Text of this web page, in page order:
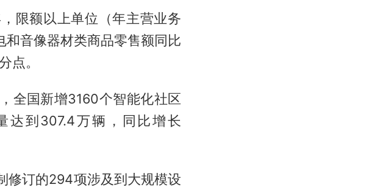
限额以上单位（年主营业务
音像器材类商品零售额同比
点。
全国新增3160个智能化社区
达到307.4万辆，同比增长
修订的294项涉及到大规模设